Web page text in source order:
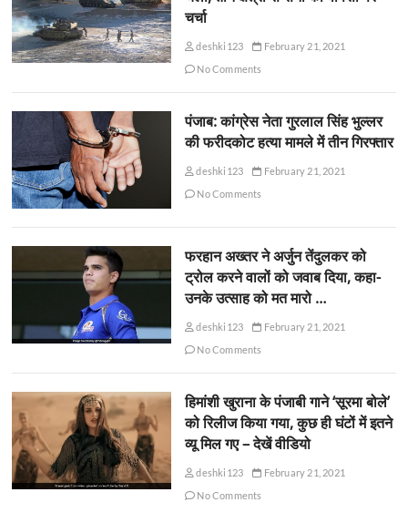
चर्चा
deshki123
February 21, 2021
No Comments
पंजाब: कांग्रेस नेता गुरलाल सिंह भुल्लर
की फरीदकोट हत्या मामले में तीन गिरफ्तार
deshki123
February 21, 2021
No Comments
फरहान अख्तर ने अर्जुन तेंदुलकर को
ट्रोल करने वालों को जवाब दिया, कहा-
उनके उत्साह को मत मारो …
deshki123
February 21, 2021
No Comments
हिमांशी खुराना के पंजाबी गाने ‘सूरमा बोले’
को रिलीज किया गया, कुछ ही घंटों में इतने
व्यू मिल गए – देखें वीडियो
deshki123
February 21, 2021
No Comments